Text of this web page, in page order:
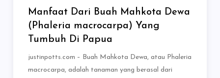
Manfaat Dari Buah Mahkota Dewa
(Phaleria macrocarpa) Yang
Tumbuh Di Papua
justinpotts.com – Buah Mahkota Dewa, atau Phaleria
macrocarpa, adalah tanaman yang berasal dari